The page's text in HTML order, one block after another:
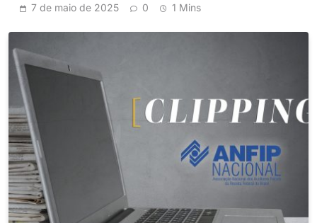
7 de maio de 2025 0 1 Mins